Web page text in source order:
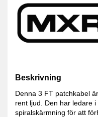
Beskrivning
Denna 3 FT patchkabel
rent ljud. Den har ledare
spiralskärmning för att